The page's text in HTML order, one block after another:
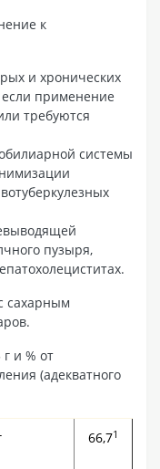
к
и хронических
применение
требуются
системы
пузыря,
сахарным
и % от
(адекватного
66,71